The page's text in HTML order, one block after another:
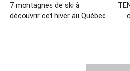
7 montagnes de ski à
découvrir cet hiver au Québec